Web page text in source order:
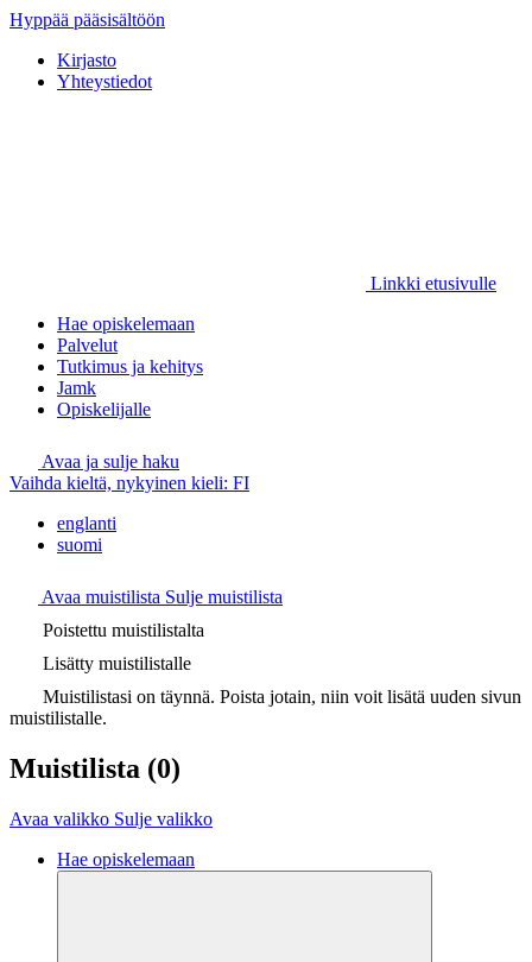
Hyppää pääsisältöön
Kirjasto
Yhteystiedot
Linkki etusivulle
Hae opiskelemaan
Palvelut
Tutkimus ja kehitys
Jamk
Opiskelijalle
Avaa ja sulje haku
Vaihda kieltä, nykyinen kieli: FI
englanti
suomi
Avaa muistilista Sulje muistilista
Poistettu muistilistalta
Lisätty muistilistalle
Muistilistasi on täynnä. Poista jotain, niin voit lisätä uuden sivun
muistilistalle.
Muistilista (0)
Avaa valikko Sulje valikko
Hae opiskelemaan